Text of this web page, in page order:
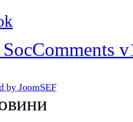
by JoomSEF